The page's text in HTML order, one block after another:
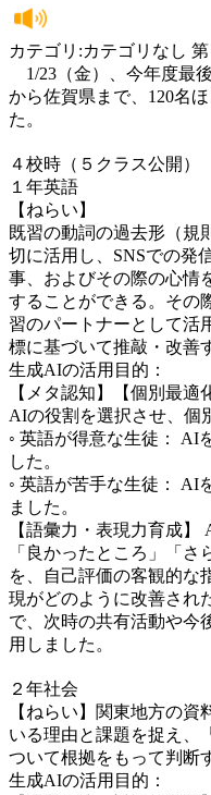
カテゴリ:カテゴリなし
1/23（金）、今年度最
から佐賀県まで、120名
た。
４校時（５クラス公開）
１年英語
【ねらい】
既習の動詞の過去形（規
切に活用し、SNSでの発
事、およびその際の心情
することができる。その
習のパートナーとして活
標に基づいて推敲・改善
生成AIの活用目的：
【メタ認知】【個別最
AIの役割を選択させ、個
◦ 英語が得意な生徒： AI
した。
◦ 英語が苦手な生徒： AI
ました。
【語彙力・表現力育成
「良かったところ」「さ
を、自己評価の客観的な
現がどのように改善され
で、次時の共有活動や今
用しました。
２年社会
【ねらい】関東地方の
いる理由と課題を捉え、
ついて根拠をもって判断
生成AIの活用目的：